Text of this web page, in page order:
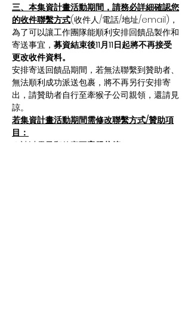
三、本集資計畫活動期間，請務必詳細確認您
的收件聯繫方式(收件人/電話/地址/email)，
為了可以讓工作團隊能順利安排回饋品製作和
寄送事宜， 募資結束後11月11日起將不再接受
更改收件資料。
安排寄送回饋品期間，若無法聯繫到贊助者、
無法順利成功派送包裹，將不再另行安排寄
出，請贊助者自行至牽猴子公司親領，還請見
諒。
若集資計畫活動期間需修改聯繫方式/贊助項
目：
☆ 請以電子郵件寄至客服信箱